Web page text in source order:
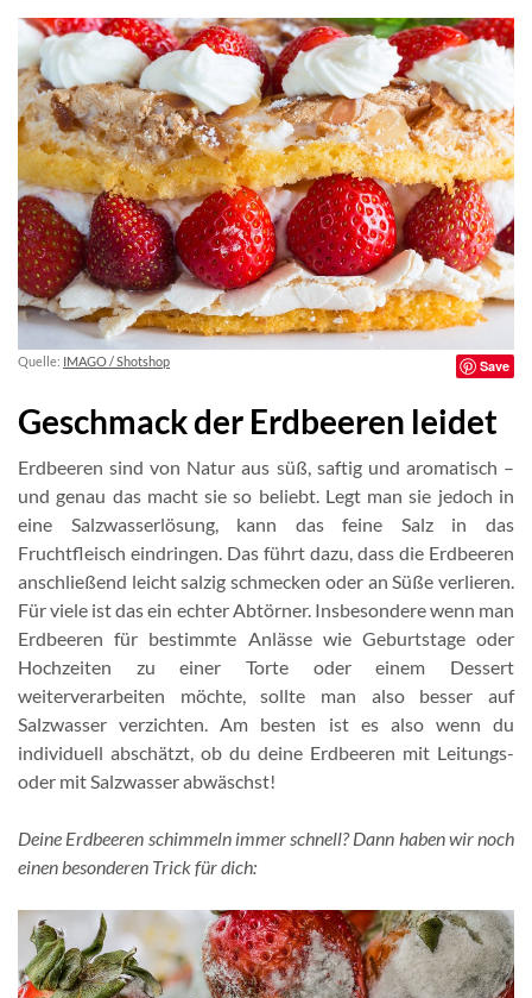
Quelle: IMAGO / Shotshop Save
Geschmack der Erdbeeren leidet
Erdbeeren sind von Natur aus süß, saftig und aromatisch –
und genau das macht sie so beliebt. Legt man sie jedoch in
eine Salzwasserlösung, kann das feine Salz in das
Fruchtfleisch eindringen. Das führt dazu, dass die Erdbeeren
anschließend leicht salzig schmecken oder an Süße verlieren.
Für viele ist das ein echter Abtörner. Insbesondere wenn man
Erdbeeren für bestimmte Anlässe wie Geburtstage oder
Hochzeiten zu einer Torte oder einem Dessert
weiterverarbeiten möchte, sollte man also besser auf
Salzwasser verzichten. Am besten ist es also wenn du
individuell abschätzt, ob du deine Erdbeeren mit Leitungs-
oder mit Salzwasser abwäschst!
Deine Erdbeeren schimmeln immer schnell? Dann haben wir noch
einen besonderen Trick für dich: